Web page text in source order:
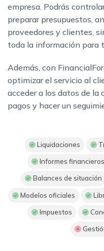
empresa. Podrás
preparar presupuestos,
proveedores y clientes,
toda la información para
Además, con
optimizar el servicio al
acceder a los datos de la
pagos y hacer un
Liquidaciones
Informes financieros
Balances de situación
Modelos oficiales
Impuestos